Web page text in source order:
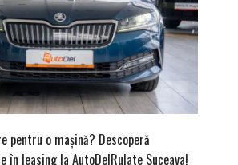
pentru o mașină? Descoperă
în leasing la AutoDelRulate Suceava!